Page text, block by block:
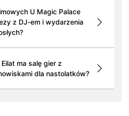
U Magic Palace
z DJ-em i wydarzenia
ma salę gier z
dla nastolatków?